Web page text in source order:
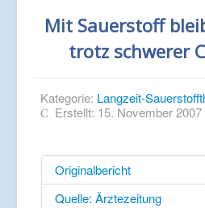
Mit Sauerstoff
trotz schwerer
Kategorie: Langzeit-
Erstellt: 15. November 2007
Originalbericht
Quelle: Ärztezeitung